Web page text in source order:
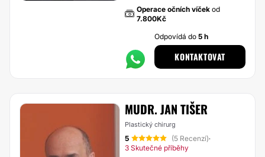
Operace očních víček od
7.800Kč
Odpovídá do5 h
KONTAKTOVAT
MUDR. JAN TIŠER
Plastický chirurg
5 (5 Recenzí)·
3 Skutečné příběhy